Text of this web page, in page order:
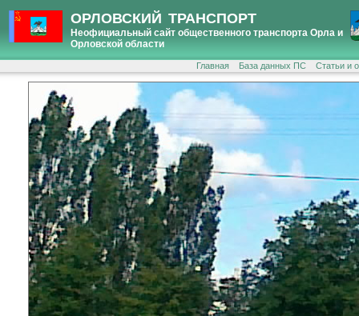
ОРЛОВСКИЙ ТРАНСПОРТ
Неофициальный сайт общественного транспорта Орла и
Орловской области
Главная База данных ПС Статьи и